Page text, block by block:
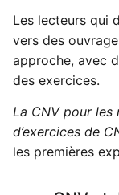
Les lecteurs qui
vers des
approche, avec
des exercices.
La CNV pour les
d’exercices de
les premières